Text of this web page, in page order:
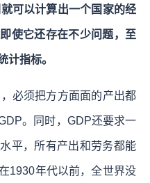
可以计算出一个国家的经
使它还存在不少问题，至
计指标。
必须把方方面面的产出都
。同时，GDP还要求一
平，所有产出和劳务都能
1930年代以前，全世界没